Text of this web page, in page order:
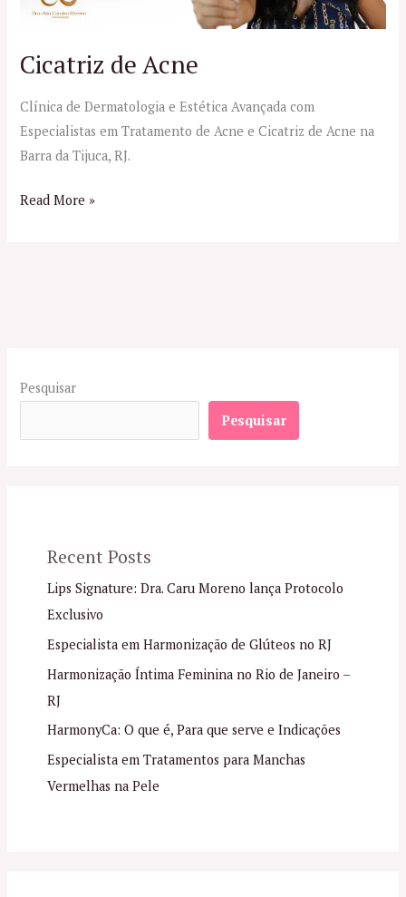
Cicatriz de Acne
Clínica de Dermatologia e Estética Avançada com
Especialistas em Tratamento de Acne e Cicatriz de Acne na
Barra da Tijuca, RJ.
Read More »
Pesquisar
Pesquisar
Recent Posts
Lips Signature: Dra. Caru Moreno lança Protocolo
Exclusivo
Especialista em Harmonização de Glúteos no RJ
Harmonização Íntima Feminina no Rio de Janeiro –
RJ
HarmonyCa: O que é, Para que serve e Indicações
Especialista em Tratamentos para Manchas
Vermelhas na Pele